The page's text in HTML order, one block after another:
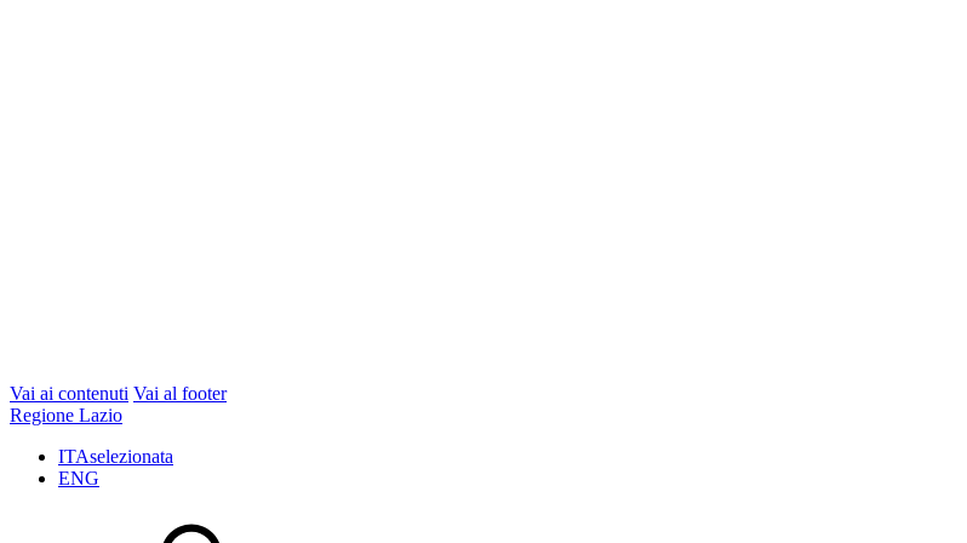
Vai ai contenuti Vai al footer
Regione Lazio
ITAselezionata
ENG